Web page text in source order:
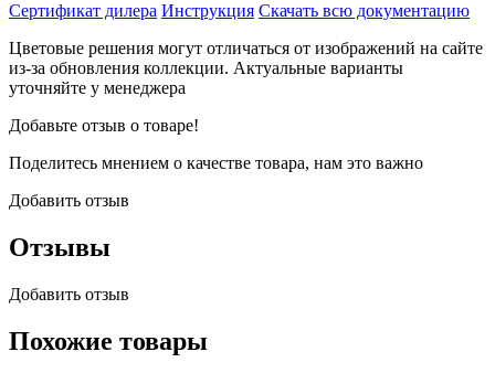
Сертификат дилера Инструкция Скачать всю документацию
Цветовые решения могут отличаться от изображений на сайте
из-за обновления коллекции. Актуальные варианты
уточняйте у менеджера
Добавьте отзыв о товаре!
Поделитесь мнением о качестве товара, нам это важно
Добавить отзыв
Отзывы
Добавить отзыв
Похожие товары